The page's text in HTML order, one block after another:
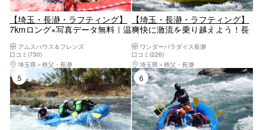
【埼玉・長瀞・ラフティング】
7kmロング×写真データ無料｜温
生OK｜当日予約OK
アムスハウス＆フレンズ
口コミ(730)
埼玉県
秩父・長瀞
【埼玉・長瀞・ラフティング】
爽快に激流を乗り越えよう！長
ワンダーパラダイス長瀞
口コミ(226)
埼玉県
秩父・長瀞
5位 6位